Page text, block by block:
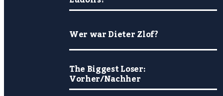
Wer war Dieter Zlof?
The Biggest Loser:
Vorher/Nachher